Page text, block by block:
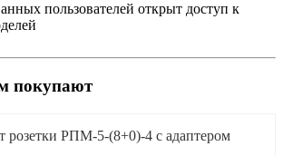
пользователей открыт доступ к
покупают